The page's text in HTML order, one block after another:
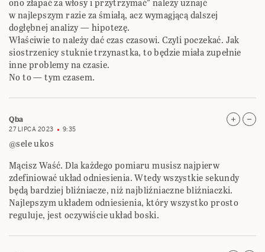
ono złapać za włosy i przytrzymać” należy uznajć
w najlepszym razie za śmiałą, acz wymagjącą dalszej
dogłębnej analizy — hipotezę.
Właściwie to należy dać czas czasowi. Czyli poczekać. Jak
siostrzenicy stuknie trzynastka, to będzie miała zupełnie
inne problemy na czasie.
No to — tym czasem.
Qba
27 LIPCA 2023 9:35
@sele ukos
Mącisz Waść. Dla każdego pomiaru musisz najpierw
zdefiniować układ odniesienia. Wtedy wszystkie sekundy
będą bardziej bliźniacze, niż najbliźniaczne bliźniaczki.
Najlepszym układem odniesienia, który wszystko prosto
reguluje, jest oczywiście układ boski.